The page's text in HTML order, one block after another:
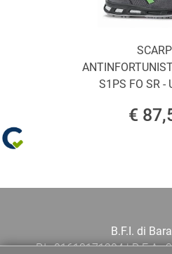
S1PS FO SR -
€
B.F.I. di
P.I.: 01613171204 | R.E.A.: